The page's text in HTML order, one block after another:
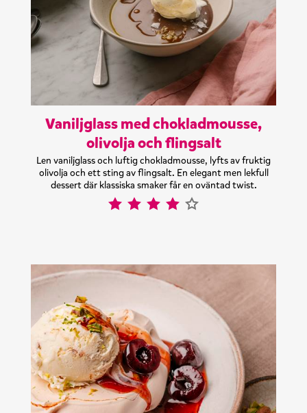
Vaniljglass med chokladmousse,
olivolja och flingsalt
Len vaniljglass och luftig chokladmousse, lyfts av fruktig
olivolja och ett sting av flingsalt. En elegant men lekfull
dessert där klassiska smaker får en oväntad twist.